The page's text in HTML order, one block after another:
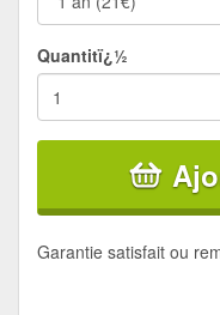
Quantitï¿½
Garantie satisfait ou